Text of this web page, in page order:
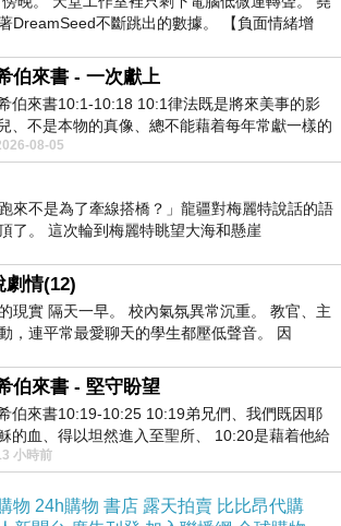
候 只想慢步調 細細品嚐身邊的周遭...
照最重要的構圖帶你們去探索這視界!!!
下 旅行走走拍拍去!!!
之有ＦＵ樂一日
y29zh77d
影精選】1日課
攝的活動盡在網站中！
影精選】２日課
I0GV0K
星空多樣拍攝主題！
花見
DreamSeed不斷跳出的數據。 【負面情緒增
伯來書 - 一次獻上
伯來書10:1-10:18 10:1律法既是將來美事的影
兒、不是本物的真像、總不能藉着每年常獻一樣的
物、叫那近前來的人得以完全。 10
08-05
來不是為了牽線搭橋？」龍疆對梅麗特說話的語
了。 這次輪到梅麗特眺望大海和懸崖
劇情(12)
現實 隔天一早。 校內氣氛異常沉重。 教官、主
，連平常最愛聊天的學生都壓低聲音。 因
伯來書 - 堅守盼望
伯來書10:19-10:25 10:19弟兄們、我們既因耶
的血、得以坦然進入至聖所、 10:20是藉着他給
們開了一條又新又活的路從幔子經過
小時前
物 24h購物 書店 露天拍賣 比比昂代購